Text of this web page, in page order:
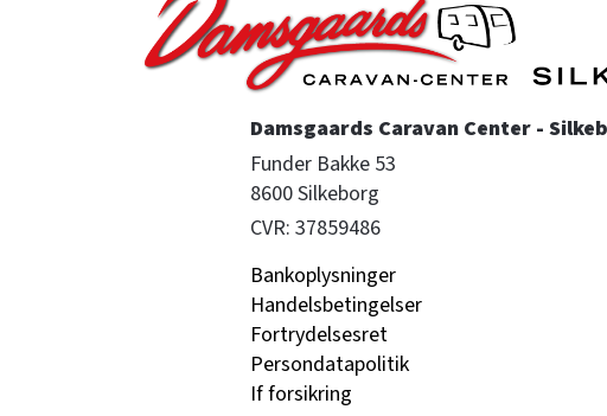
Damsgaards Caravan Center -
Funder Bakke 53
8600 Silkeborg
CVR: 37859486
Bankoplysninger
Handelsbetingelser
Fortrydelsesret
Persondatapolitik
If forsikring